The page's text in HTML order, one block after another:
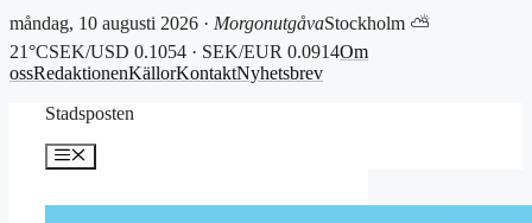
måndag, 10 augusti 2026 · MorgonutgåvaStockholm ⛅
21°CSEK/USD 0.1054 · SEK/EUR 0.0914Om
ossRedaktionenKällorKontaktNyhetsbrev
Stadsposten
Meny